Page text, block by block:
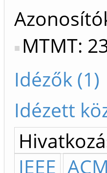
MTMT:
Idézők (1)
Idézett
IEEE ACM